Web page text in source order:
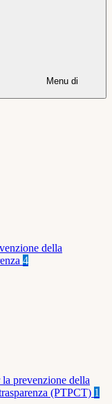
Menu di
della
4
prevenzione della
(PTPCT) 1